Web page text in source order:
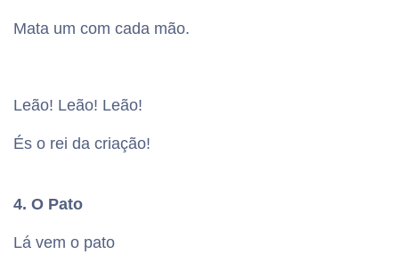
Mata um com cada mão.
Leão! Leão! Leão!
És o rei da criação!
4. O Pato
Lá vem o pato